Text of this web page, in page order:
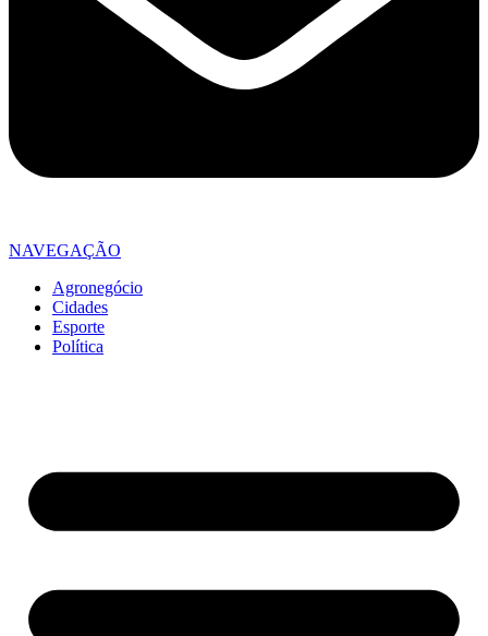
NAVEGAÇÃO
Agronegócio
Cidades
Esporte
Política